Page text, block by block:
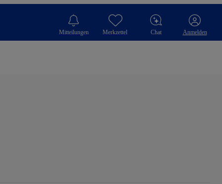
Mitteilungen Merkzettel Chat Anmelden